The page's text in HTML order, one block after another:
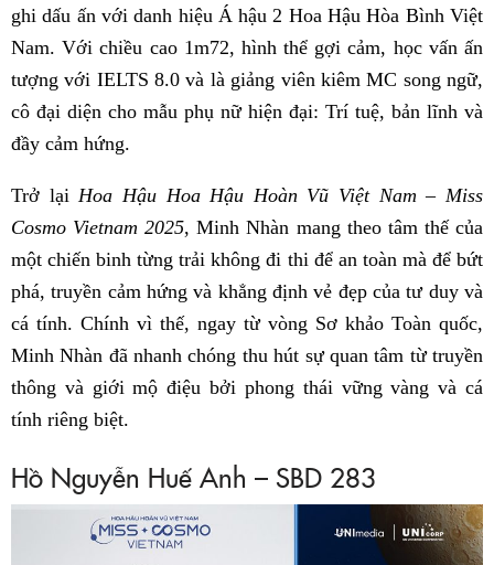
ghi dấu ấn với danh hiệu Á hậu 2 Hoa Hậu Hòa Bình Việt
Nam. Với chiều cao 1m72, hình thể gợi cảm, học vấn ấn
tượng với IELTS 8.0 và là giảng viên kiêm MC song ngữ,
cô đại diện cho mẫu phụ nữ hiện đại: Trí tuệ, bản lĩnh và
đầy cảm hứng.
Trở lại Hoa Hậu Hoa Hậu Hoàn Vũ Việt Nam – Miss
Cosmo Vietnam 2025, Minh Nhàn mang theo tâm thế của
một chiến binh từng trải không đi thi để an toàn mà để bứt
phá, truyền cảm hứng và khẳng định vẻ đẹp của tư duy và
cá tính. Chính vì thế, ngay từ vòng Sơ khảo Toàn quốc,
Minh Nhàn đã nhanh chóng thu hút sự quan tâm từ truyền
thông và giới mộ điệu bởi phong thái vững vàng và cá
tính riêng biệt.
Hồ Nguyễn Huế Anh – SBD 283